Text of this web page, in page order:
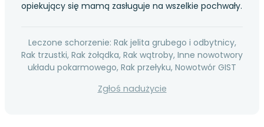
opiekujący się mamą zasługuje na wszelkie pochwały.
Leczone schorzenie: Rak jelita grubego i odbytnicy,
Rak trzustki, Rak żołądka, Rak wątroby, Inne nowotwory
układu pokarmowego, Rak przełyku, Nowotwór GIST
Zgłoś nadużycie